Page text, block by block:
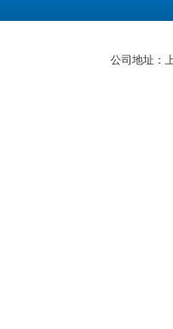
公司地址：